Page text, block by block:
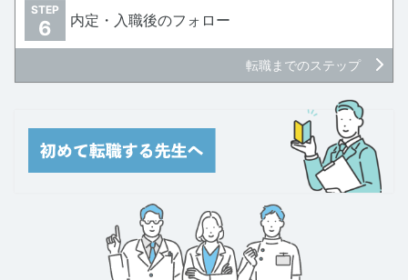
STEP
6 内定・入職後のフォロー
転職までのステップ